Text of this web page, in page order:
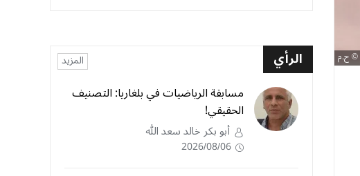
ح.م الرأي المزيد
مسابقة الرياضيات في بلغاريا: التصنيف
الحقيقي!
أبو بكر خالد سعد الله
2026/08/06